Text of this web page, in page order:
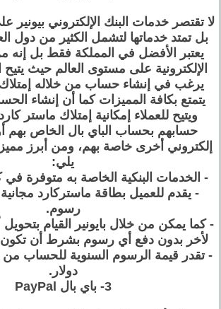
لا تقتصر خدمات البنك الإلكتروني
بل تمتد خدماتها لتشمل الكثير من دول
يعتبر الأفضل في المملكة فقط بل إنه
الإلكترونية على مستوى العالم حيث
يرغب في إنشاء حساب من خلاله
يتمتع بكافة المميزات كما أن إنشاء
ويتيح للعملاء إمكانية إمتلاك ماستر
حسابهم بحساب الباي بال الخاص بهم
إلكتروني أخرى خاصة بهم، ومن أبرز
يلي:
- الخدمات البنكية الخاصة به متوفرة في
- يقدم للعميل بطاقة ماستركارد
رسوم.
- كما يمكن من خلال بايونير القيام
لأخر بدون دفع أي رسوم بشرط أن
دولار.
3- باي بال PayPal